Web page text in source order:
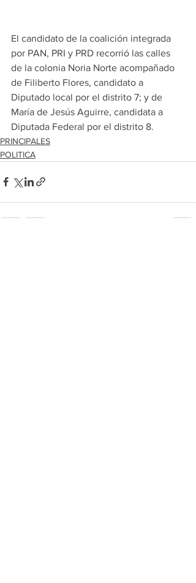
El candidato de la coalición integrada
por PAN, PRI y PRD recorrió las calles
de la colonia Noria Norte acompañado
de Filiberto Flores, candidato a
Diputado local por el distrito 7; y de
María de Jesús Aguirre, candidata a
Diputada Federal por el distrito 8.
PRINCIPALES
POLITICA